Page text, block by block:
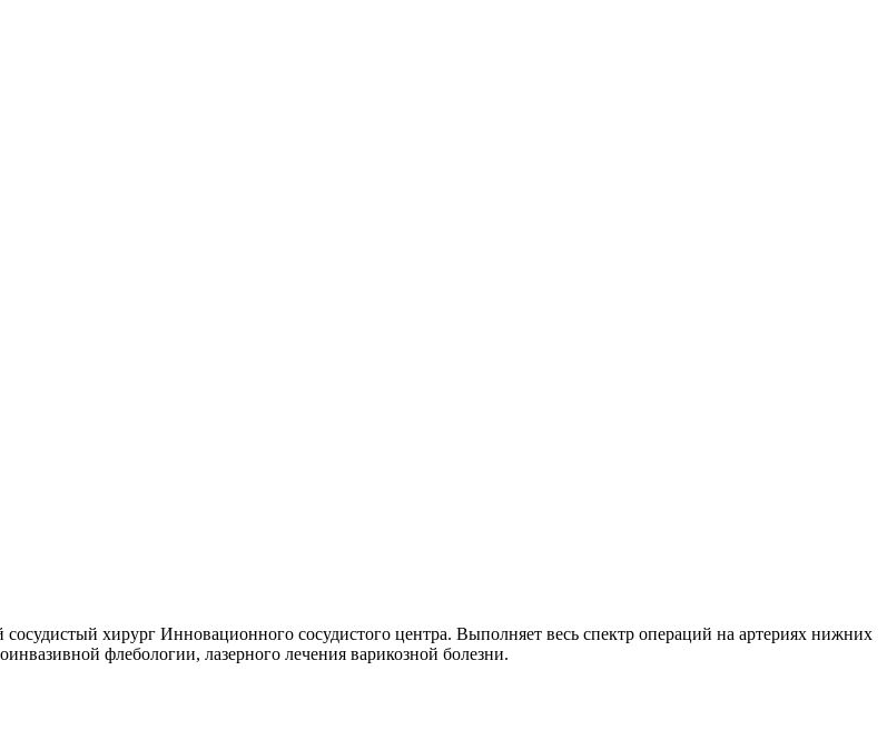
хирург Инновационного сосудистого центра. Выполняет весь спектр операций на артериях нижних
флебологии, лазерного лечения варикозной болезни.